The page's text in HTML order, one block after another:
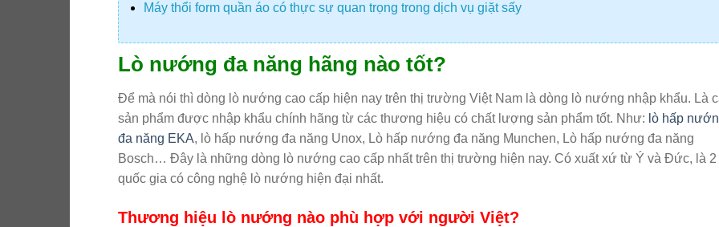
Máy thổi form quần áo có thực sự quan trọng trong dịch vụ giặt sấy
Lò nướng đa năng hãng nào tốt?
Để mà nói thì dòng lò nướng cao cấp hiện nay trên thị trường Việt Nam là dòng lò nướng nhập khẩu. Là
sản phẩm được nhập khẩu chính hãng từ các thương hiệu có chất lượng sản phẩm tốt. Như: lò hấp
đa năng EKA, lò hấp nướng đa năng Unox, Lò hấp nướng đa năng Munchen, Lò hấp nướng đa năng
Bosch… Đây là những dòng lò nướng cao cấp nhất trên thị trường hiện nay. Có xuất xứ từ Ý và Đức, là 2
quốc gia có công nghệ lò nướng hiện đại nhất.
Thương hiệu lò nướng nào phù hợp với người Việt?